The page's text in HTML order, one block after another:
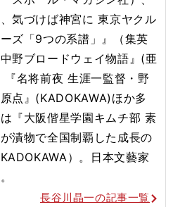
、気づけば神宮に 東京ヤクル
ズ「9つの系譜」』（集英
野ブロードウェイ物語』(亜
『名将前夜 生涯一監督・野
点』(KADOKAWA)ほか多
『大阪偕星学園キムチ部 素
漬物で全国制覇した成長の
）。日本文藝家
長谷川晶一の記事一覧